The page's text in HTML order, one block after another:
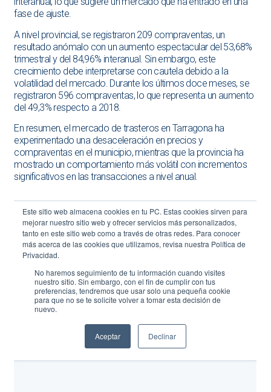
fase de ajuste.
A nivel provincial, se registraron 209 compraventas, un
resultado anómalo con un aumento espectacular del 53,68%
trimestral y del 84,96% interanual. Sin embargo, este
crecimiento debe interpretarse con cautela debido a la
volatilidad del mercado. Durante los últimos doce meses, se
registraron 596 compraventas, lo que representa un aumento
del 49,3% respecto a 2018.
En resumen, el mercado de trasteros en Tarragona ha
experimentado una desaceleración en precios y
compraventas en el municipio, mientras que la provincia ha
mostrado un comportamiento más volátil con incrementos
significativos en las transacciones a nivel anual.